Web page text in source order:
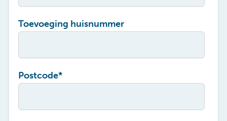
Toevoeging huisnummer
Postcode*